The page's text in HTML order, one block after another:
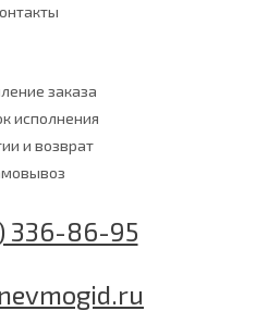
заказа
исполнения
и возврат
336-86-95